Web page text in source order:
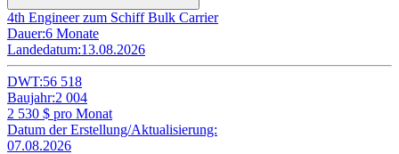
4th Engineer zum Schiff Bulk Carrier
Dauer:6 Monate
Landedatum:13.08.2026
DWT:56 518
Baujahr:2 004
2 530 $ pro Monat
Datum der Erstellung/Aktualisierung:
07.08.2026